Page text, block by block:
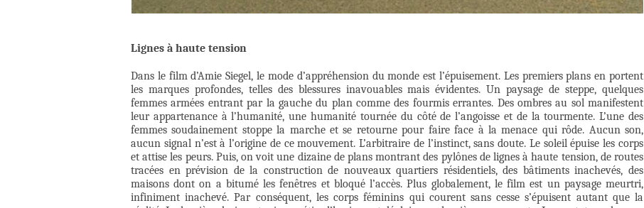
Lignes à haute tension
Dans le film d’Amie Siegel, le mode d’appréhension du monde est l’épuisement. Les premiers plans en portent
les marques profondes, telles des blessures inavouables mais évidentes. Un paysage de steppe, quelques
femmes armées entrant par la gauche du plan comme des fourmis errantes. Des ombres au sol manifestent
leur appartenance à l’humanité, une humanité tournée du côté de l’angoisse et de la tourmente. L’une des
femmes soudainement stoppe la marche et se retourne pour faire face à la menace qui rôde. Aucun son,
aucun signal n’est à l’origine de ce mouvement. L’arbitraire de l’instinct, sans doute. Le soleil épuise les corps
et attise les peurs. Puis, on voit une dizaine de plans montrant des pylônes de lignes à haute tension, de routes
tracées en prévision de la construction de nouveaux quartiers résidentiels, des bâtiments inachevés, des
maisons dont on a bitumé les fenêtres et bloqué l’accès. Plus globalement, le film est un paysage meurtri,
infiniment inachevé. Par conséquent, les corps féminins qui courent sans cesse s’épuisent autant que la